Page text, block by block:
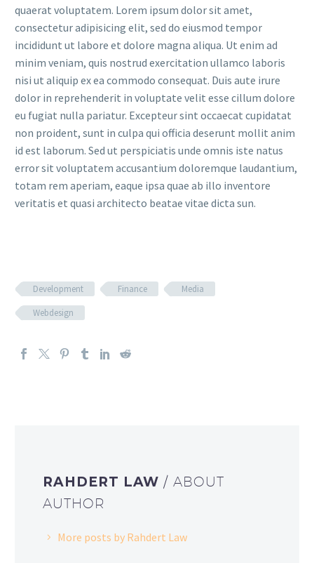
quaerat voluptatem. Lorem ipsum dolor sit amet,
consectetur adipisicing elit, sed do eiusmod tempor
incididunt ut labore et dolore magna aliqua. Ut enim ad
minim veniam, quis nostrud exercitation ullamco laboris
nisi ut aliquip ex ea commodo consequat. Duis aute irure
dolor in reprehenderit in voluptate velit esse cillum dolore
eu fugiat nulla pariatur. Excepteur sint occaecat cupidatat
non proident, sunt in culpa qui officia deserunt mollit anim
id est laborum. Sed ut perspiciatis unde omnis iste natus
error sit voluptatem accusantium doloremque laudantium,
totam rem aperiam, eaque ipsa quae ab illo inventore
veritatis et quasi architecto beatae vitae dicta sun.
Development Finance
Media
Webdesign
RAHDERT LAW/ ABOUT
AUTHOR
More posts by Rahdert Law